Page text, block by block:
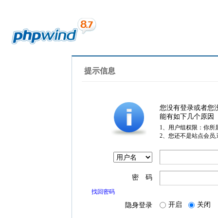
提示信息
您没有登录或者您
能有如下几个原因
1、用户组权限：你所
2、您还不是站点会员
密 码
找回密码
隐身登录 开启 关闭